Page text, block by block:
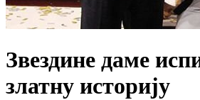
Звездине даме
златну историју